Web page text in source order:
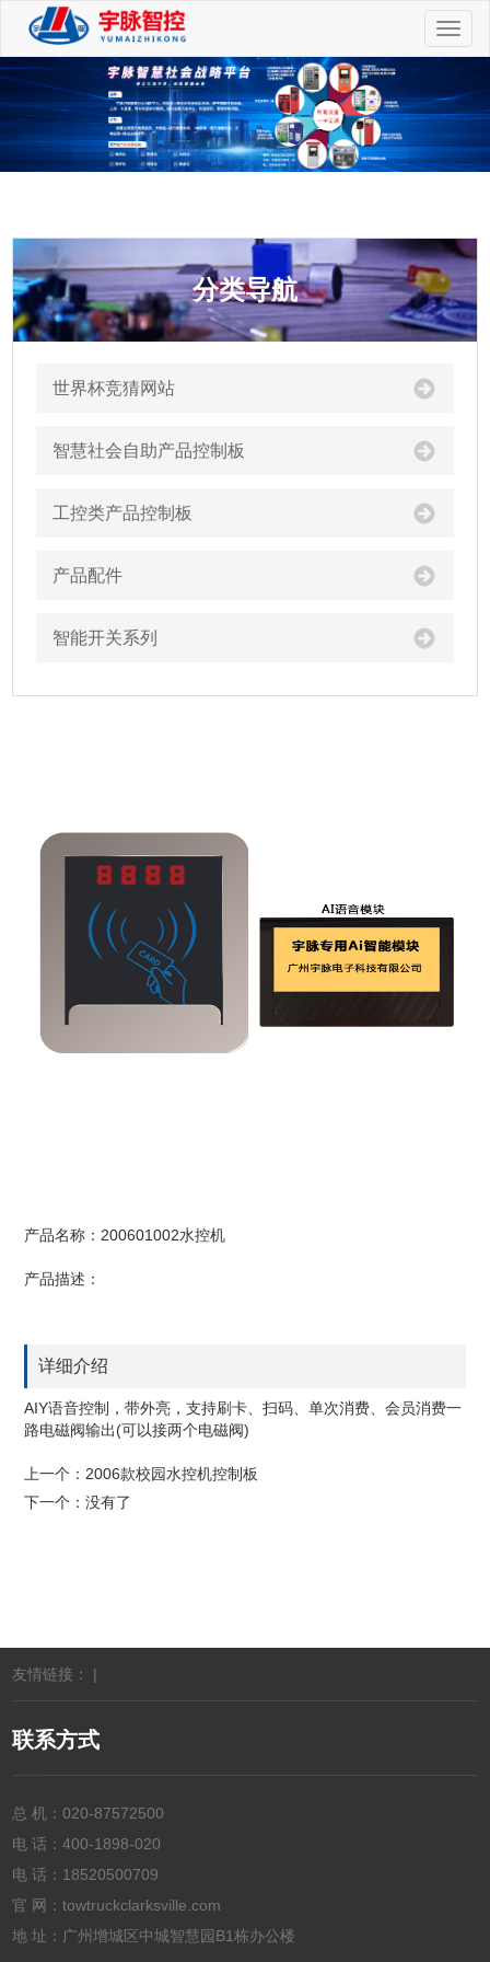
切
换
航
分类导航
世界杯竞猜网站
智慧社会自助产品控制板
工控类产品控制板
产品配件
智能开关系列
产品名称：200601002水控机
产品描述：
详细介绍
AIY语音控制，带外亮，支持刷卡、扫码、单次消费、会员消费一
路电磁阀输出(可以接两个电磁阀)
上一个： 2006款校园水控机控制板
下一个：没有了
友情链接： |
联系方式
总 机：020-87572500
电 话：400-1898-020
电 话： 18520500709
官 网：towtruckclarksville.com
地 址：广州增城区中城智慧园B1栋办公楼